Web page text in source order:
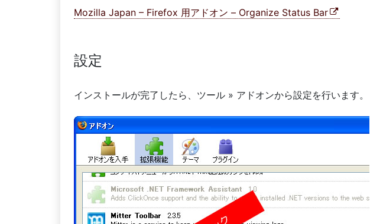
Mozilla Japan – Firefox 用アドオン – Organize Status Bar
設定
インストールが完了したら、ツール » アドオンから設定を行います。